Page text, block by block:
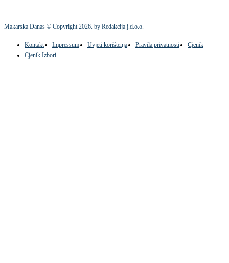
Makarska Danas © Copyright2026. by Redakcija j.d.o.o.
Kontakt Impressum Uvjeti korištenja Pravila privatnosti
Cjenik
Cjenik Izbori